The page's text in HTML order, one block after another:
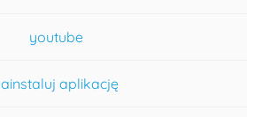
youtube
aplikację